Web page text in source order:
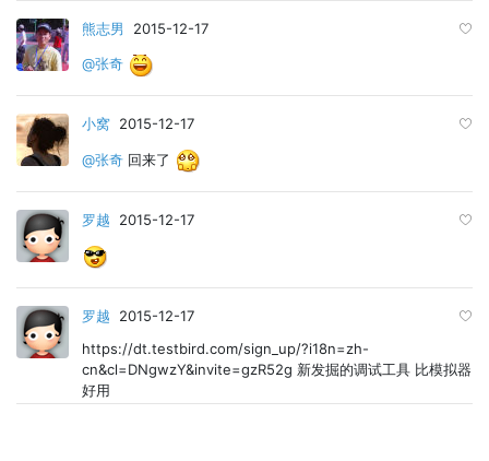
熊志男 2015-12-17
@张奇
小窝 2015-12-17
@张奇 回来了
罗越 2015-12-17
罗越 2015-12-17
https://dt.testbird.com/sign_up/?i18n=zh-
cn&cl=DNgwzY&invite=gzR52g 新发掘的调试工具 比模拟器
好用